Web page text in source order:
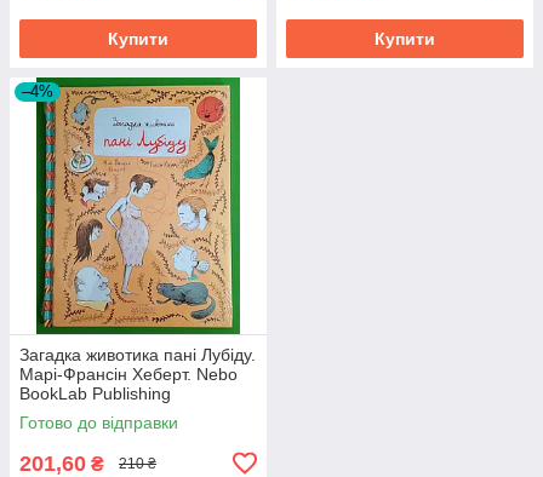
Купити Купити
–4%
Загадка животика пані Лубіду.
Марі-Франсін Хеберт. Nebo
BookLab Publishing
Готово до відправки
201,60 ₴ 210 ₴